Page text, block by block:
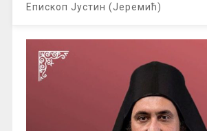
Епископ Јустин (Јеремић)